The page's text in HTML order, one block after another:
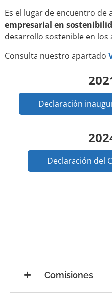
Es el lugar de encuentro de
empresarial en
desarrollo sostenible en los
Consulta nuestro apartado
Declaración
Declaración del
Comisiones